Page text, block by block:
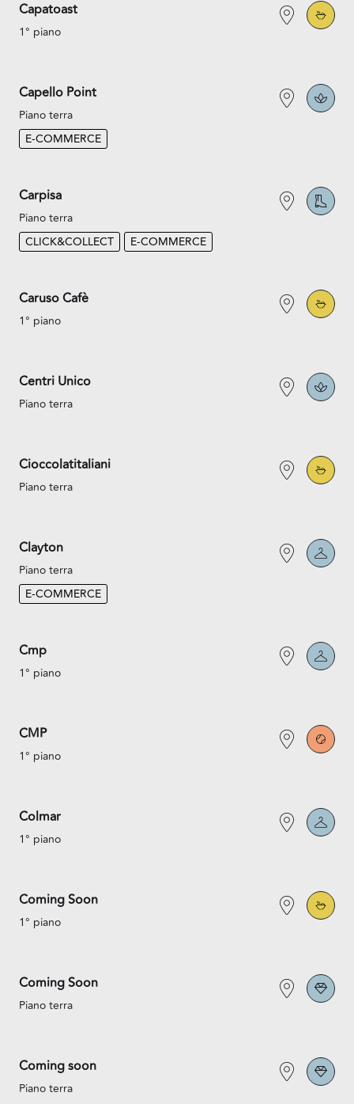
Capatoast
1° piano
Capello Point
Piano terra
E-COMMERCE
Carpisa
Piano terra
CLICK&COLLECT
E-COMMERCE
Caruso Cafè
1° piano
Centri Unico
Piano terra
Cioccolatitaliani
Piano terra
Clayton
Piano terra
E-COMMERCE
Cmp
1° piano
CMP
1° piano
Colmar
1° piano
Coming Soon
1° piano
Coming Soon
Piano terra
Coming soon
Piano terra